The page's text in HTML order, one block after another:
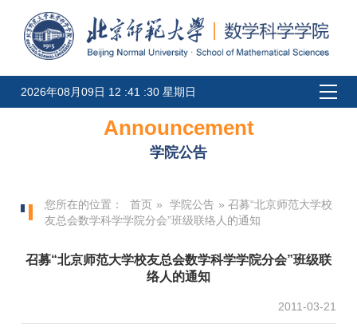
2026年08月09日 12 :41 :30 星期日
Announcement
学院公告
您所在的位置： 首页 » 学院公告 » 召募“北京师范大学校
友总会数学科学学院分会”班级联络人的通知
召募“北京师范大学校友总会数学科学学院分会”班级联
络人的通知
2011-03-21